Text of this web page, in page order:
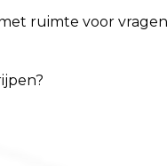
ruimte voor vragen